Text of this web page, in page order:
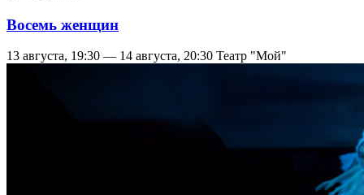
Восемь женщин
13 августа, 19:30 — 14 августа, 20:30 Театр "Мой"